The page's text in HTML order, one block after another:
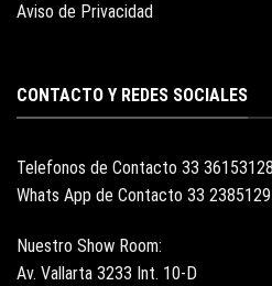
Aviso de Privacidad
CONTACTO Y REDES SOCIALES
Telefonos de Contacto 33
Whats App de Contacto 33
Nuestro Show Room:
Av. Vallarta 3233 Int. 10-D